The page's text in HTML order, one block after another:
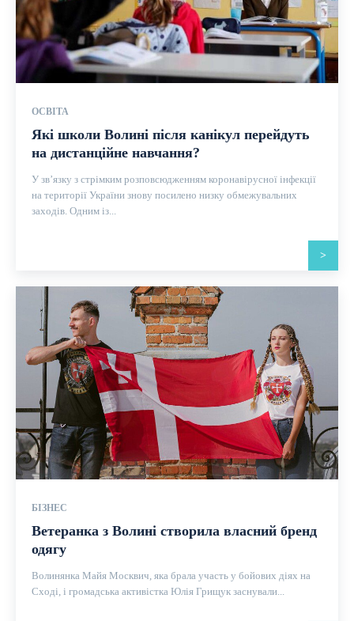
ОСВІТА
Які школи Волині після канікул перейдуть
на дистанційне навчання?
У зв’язку з стрімким розповсюдженням коронавірусної інфекції
на території України знову посилено низку обмежувальних
заходів. Одним із...
>
БІЗНЕС
Ветеранка з Волині створила власний бренд
одягу
Волинянка Майя Москвич, яка брала участь у бойових діях на
Сході, і громадська активістка Юлія Грищук заснували...